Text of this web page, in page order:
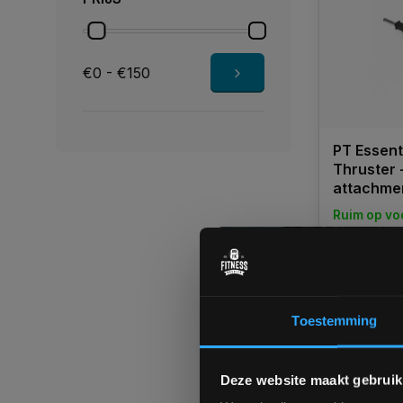
Toestemming
Deze website maakt
€0 - €150
PT
Thruster
Ruim op
€129,95